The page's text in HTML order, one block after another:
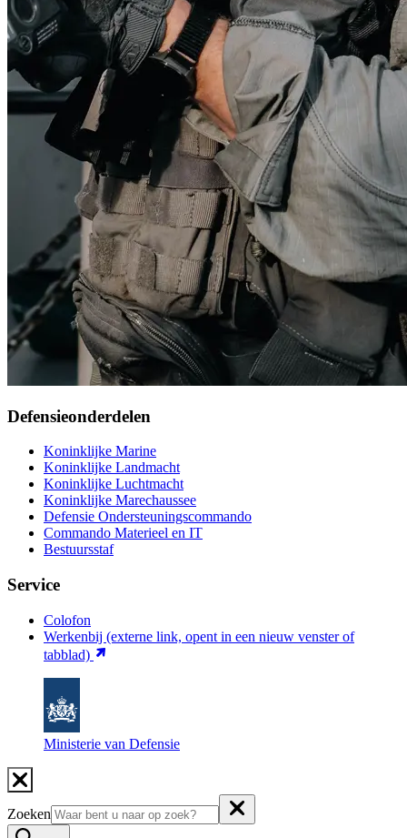
Defensieonderdelen
Koninklijke Marine
Koninklijke Landmacht
Koninklijke Luchtmacht
Koninklijke Marechaussee
Defensie Ondersteuningscommando
Commando Materieel en IT
Bestuursstaf
Service
Colofon
Werkenbij (externe link, opent in een nieuw venster of
tabblad)
Ministerie van Defensie
Zoeken